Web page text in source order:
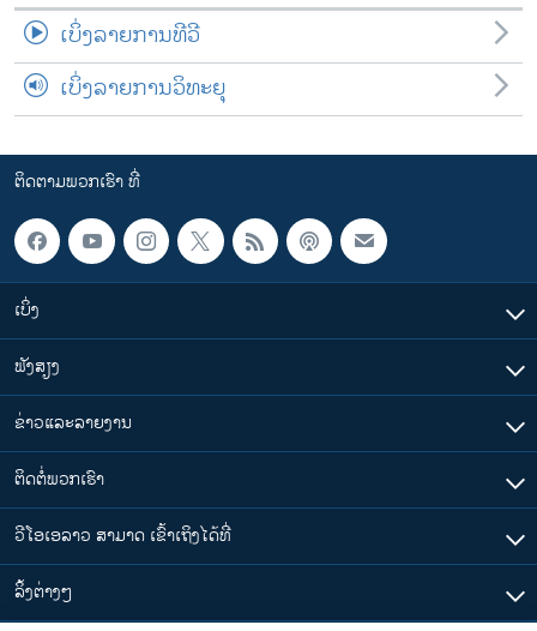
ເບິ່ງລາຍການທີວີ
ເບິ່ງລາຍການວິທະຍຸ
ຕິດຕາມພວກເຮົາ ທີ່
ເບິ່ງ
ຟັງສຽງ
ຂ່າວແລະລາຍງານ
ຕິດຕໍ່ພວກເຮົາ
ວີໂອເອລາວ ສາມາດ ເຂົ້າເຖິງໄດ້ທີ່
​ລິ້ງ​ຕ່າງໆ